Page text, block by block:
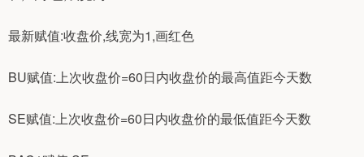
最新赋值:收盘价,线宽为1,画红色
BU赋值:上次收盘价=60日内收盘价的最高值距今天数
SE赋值:上次收盘价=60日内收盘价的最低值距今天数